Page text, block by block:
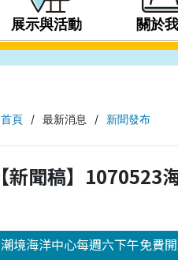
展示與活動 關於
首頁 / 最新消息 / 新聞發布
【新聞稿】1070523
潮境海洋中心每週六下午免費